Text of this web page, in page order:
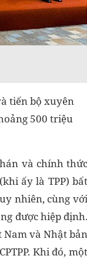
tiến bộ xuyên
500 triệu
và chính thức
ấy là TPP) bất
nhiên, cùng với
được hiệp định.
Nam và Nhật bản
Khi đó, một